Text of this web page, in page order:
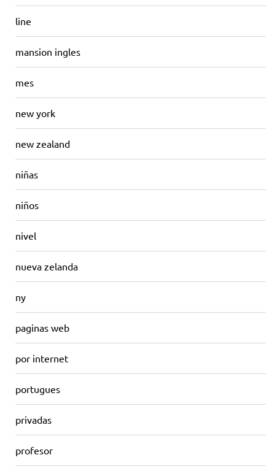
line
mansion ingles
mes
new york
new zealand
niñas
niños
nivel
nueva zelanda
ny
paginas web
por internet
portugues
privadas
profesor